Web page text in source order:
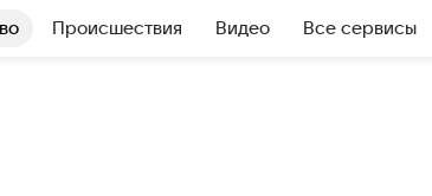
Происшествия Видео Все сервисы